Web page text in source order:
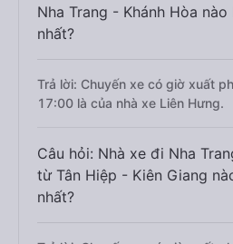
Nha Trang - Khánh Hòa
nhất?
Trả lời: Chuyến xe có giờ xuất
17:00 là của nhà xe Liên Hưng.
Câu hỏi: Nhà xe đi Nha
từ Tân Hiệp - Kiên Giang
nhất?